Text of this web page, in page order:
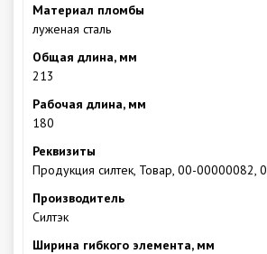
Материал пломбы
луженая сталь
Общая длина, мм
213
Рабочая длина, мм
180
Реквизиты
Продукция силтек, Товар, 00-00000082, 0
Производитель
Силтэк
Ширина гибкого элемента, мм